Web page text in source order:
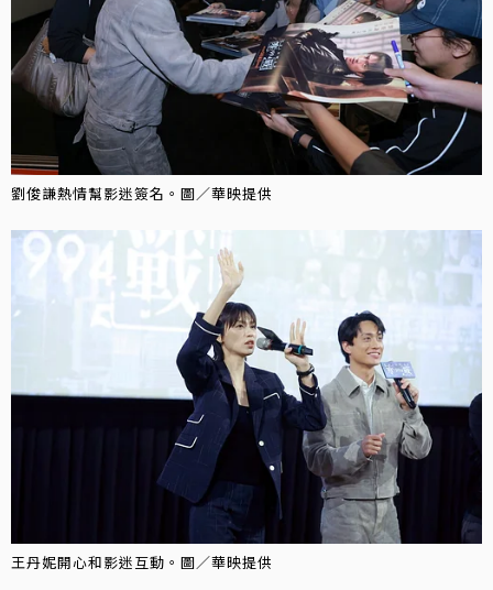
劉俊謙熱情幫影迷簽名。圖／華映提供
王丹妮開心和影迷互動。圖／華映提供